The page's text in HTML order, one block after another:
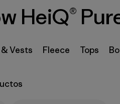
HeiQ®
Vests Fleece Tops